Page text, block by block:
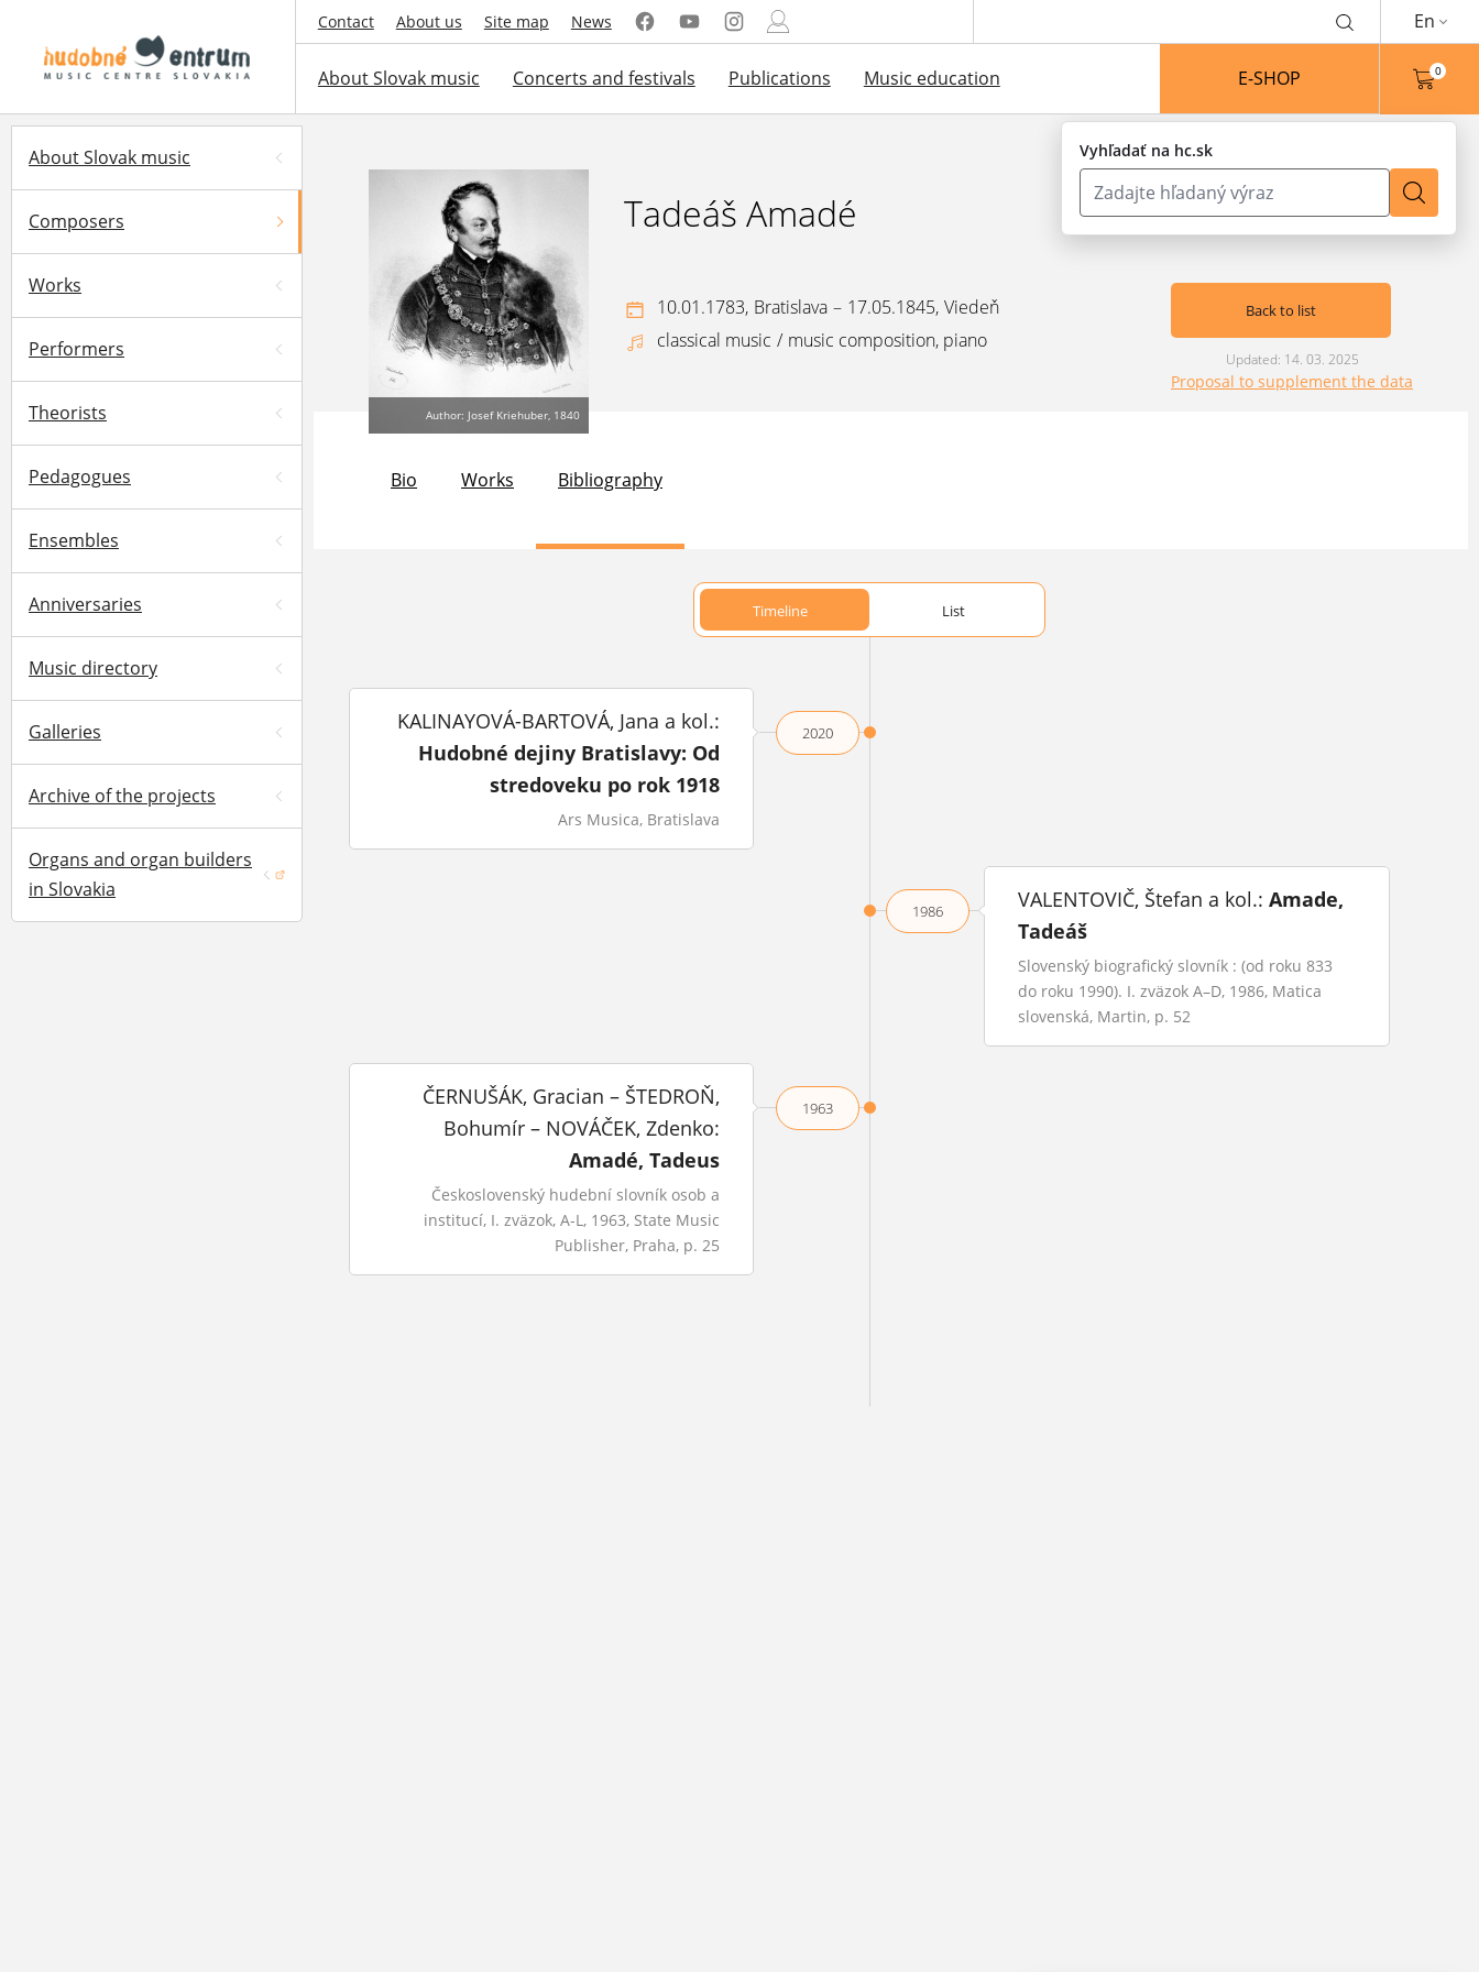
Contact About us Site map News
Vyhľadať na hc.sk
En
About Slovak music Concerts and festivals Publications Music education E-SHOP 0
About Slovak music
Composers
Works
Performers
Theorists
Pedagogues
Ensembles
Anniversaries
Music directory
Galleries
Archive of the projects
Organs and organ builders
in Slovakia
(opens in a new window)
Author: Josef Kriehuber, 1840
Tadeáš Amadé
10.01.1783, Bratislava – 17.05.1845, Viedeň
classical music / music composition, piano
Back to list
Updated: 14. 03. 2025
Proposal to supplement the data
Bio Works Bibliography
Timeline List
2020
KALINAYOVÁ-BARTOVÁ, Jana a kol.:
Hudobné dejiny Bratislavy: Od
stredoveku po rok 1918
Ars Musica, Bratislava
1986 VALENTOVIČ, Štefan a kol.: Amade,
Tadeáš
Slovenský biografický slovník : (od roku 833
do roku 1990). I. zväzok A–D, 1986, Matica
slovenská, Martin, p. 52
1963
ČERNUŠÁK, Gracian – ŠTEDROŇ,
Bohumír – NOVÁČEK, Zdenko:
Amadé, Tadeus
Československý hudební slovník osob a
institucí, I. zväzok, A-L, 1963, State Music
Publisher, Praha, p. 25